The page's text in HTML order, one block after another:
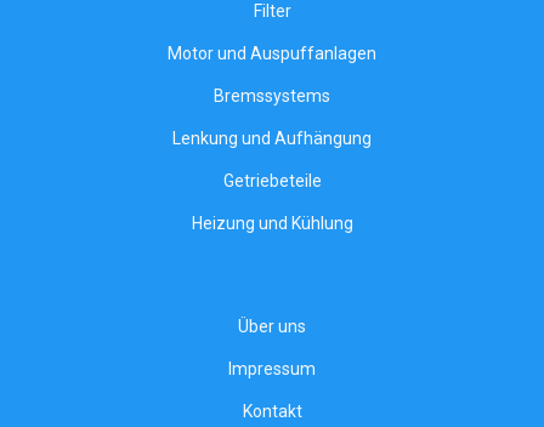
Filter
Motor und Auspuffanlagen
Bremssystems
Lenkung und Aufhängung
Getriebeteile
Heizung und Kühlung
Über uns
Impressum
Kontakt